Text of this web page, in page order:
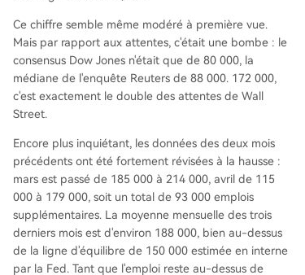
Ce chiffre semble même modéré à première vue.
Mais par rapport aux attentes, c'était une bombe : le
consensus Dow Jones n'était que de 80 000, la
médiane de l'enquête Reuters de 88 000. 172 000,
c'est exactement le double des attentes de Wall
Street.
Encore plus inquiétant, les données des deux mois
précédents ont été fortement révisées à la hausse :
mars est passé de 185 000 à 214 000, avril de 115
000 à 179 000, soit un total de 93 000 emplois
supplémentaires. La moyenne mensuelle des trois
derniers mois est d'environ 188 000, bien au-dessus
de la ligne d'équilibre de 150 000 estimée en interne
par la Fed. Tant que l'emploi reste au-dessus de